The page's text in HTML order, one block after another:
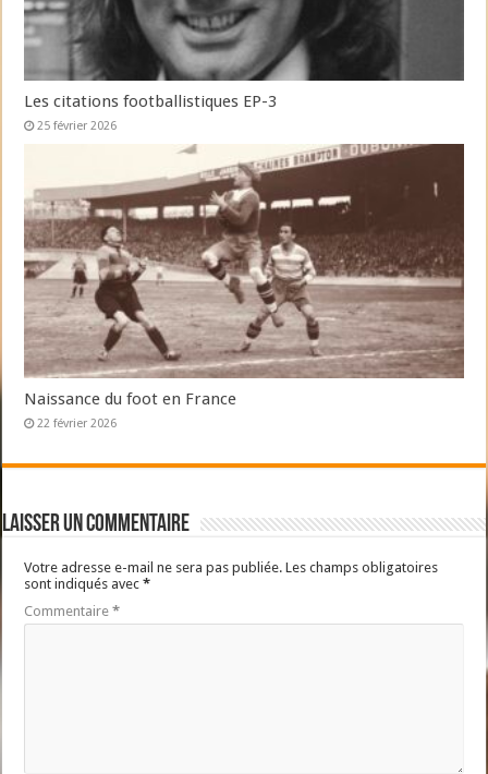
Les citations footballistiques EP-3
25 février 2026
Naissance du foot en France
22 février 2026
Laisser un commentaire
Votre adresse e-mail ne sera pas publiée. Les champs obligatoires
sont indiqués avec*
Commentaire*